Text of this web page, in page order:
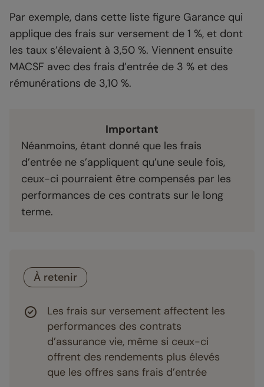
Par exemple, dans cette liste figure Garance qui
applique des frais sur versement de 1 %, et dont
les taux s’élevaient à 3,50 %. Viennent ensuite
MACSF avec des frais d’entrée de 3 % et des
rémunérations de 3,10 %.
Important
Néanmoins, étant donné que les frais
d’entrée ne s’appliquent qu’une seule fois,
ceux-ci pourraient être compensés par les
performances de ces contrats sur le long
terme.
À retenir
Les frais sur versement affectent les
performances des contrats
d’assurance vie, même si ceux-ci
offrent des rendements plus élevés
que les offres sans frais d’entrée